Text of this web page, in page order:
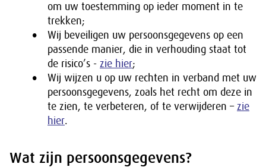
om uw toestemming op ieder moment in te
trekken;
Wij beveiligen uw persoonsgegevens op een
passende manier, die in verhouding staat tot
de risico’s - zie hier;
Wij wijzen u op uw rechten in verband met uw
persoonsgegevens, zoals het recht om deze in
te zien, te verbeteren, of te verwijderen – zie
hier.
Wat zijn persoonsgegevens?